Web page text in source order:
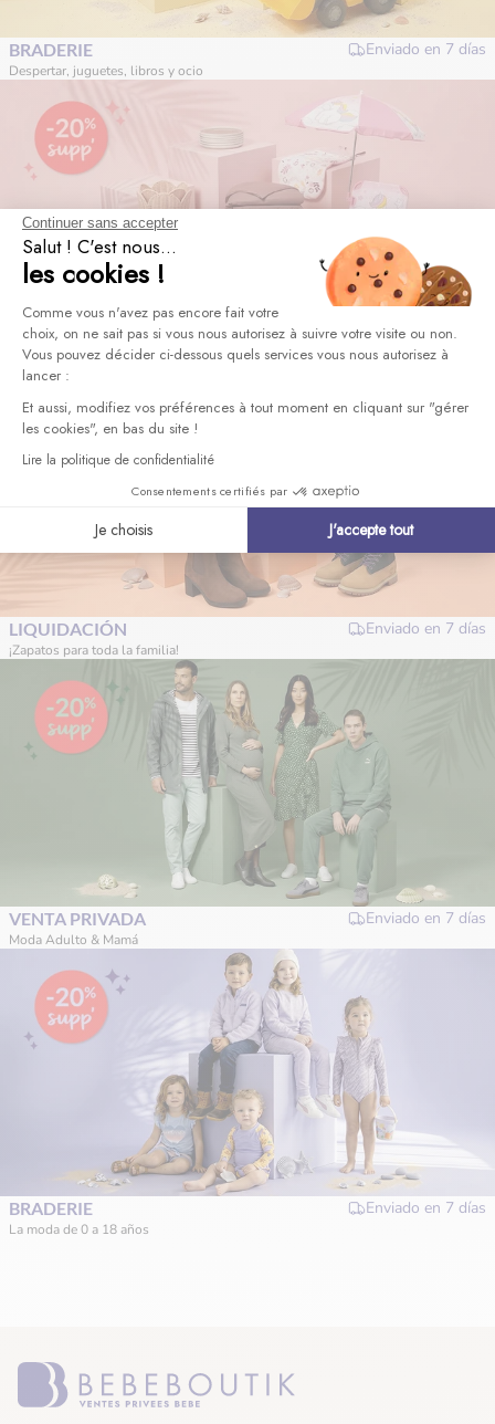
Continuer sans accepter
Salut ! C'est nous...
les cookies !
Plateforme de Gestion du
Comme vous n'avez pas encore fait votre
choix, on ne sait pas si vous nous autorisez à suivre votre visite ou non.
Vous pouvez décider ci-dessous quels services vous nous autorisez à
lancer :
Et aussi, modifiez vos préférences à tout moment en cliquant sur "gérer
les cookies", en bas du site !
Lire la politique de confidentialité
Consentements certifiés par
Je choisis J'accepte tout
BRADERIE Enviado en 7 días
Despertar, juguetes, libros y ocio
VENTA PRIVADA Enviado en 7 días
¡Todo para el hogar!
LIQUIDACIÓN Enviado en 7 días
¡Zapatos para toda la familia!
VENTA PRIVADA Enviado en 7 días
Moda Adulto & Mamá
BRADERIE Enviado en 7 días
La moda de 0 a 18 años